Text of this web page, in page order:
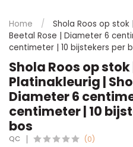
Home /
Shola Roos op stok
Beetal Rose | Diameter 6
centimeter | 10 bijstekers per
Shola Roos op stok
Platinakleurig |
Diameter 6
centimeter | 10
bos
QC (0)